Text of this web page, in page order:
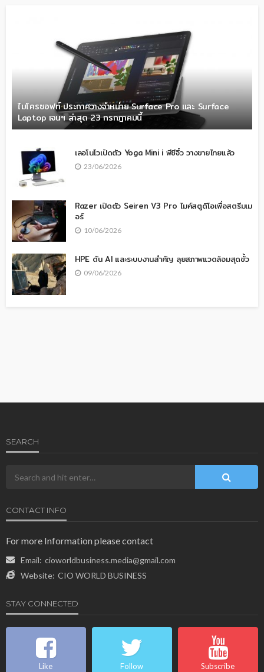
ไมโครซอฟท์ ประกาศวางจำหน่าย Surface Pro และ Surface
Laptop เจนฯ ล่าสุด 23 กรกฎาคมนี้
เลอโนโวเปิดตัว Yoga Mini i พีซีจิ๋ว วางขายไทยแล้ว
23/06/2026
Razer เปิดตัว Seiren V3 Pro ไมค์สตูดิโอเพื่อสตรีมเม
อร์
10/06/2026
HPE ดัน AI และระบบงานสำคัญ ลุยสภาพแวดล้อมสุดขั้ว
09/06/2026
SEARCH
CONTACT INFO
For more Information please contact
Email: cioworldbusiness.media@gmail.com
Website: CIO WORLD BUSINESS
STAY CONNECTED
Like Follow Subscribe